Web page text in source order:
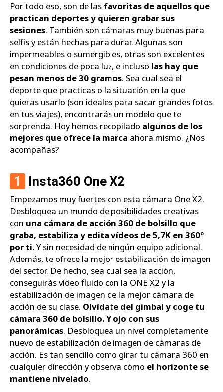
Por todo eso, son de las favoritas de aquellos que
practican deportes y quieren grabar sus
sesiones. También son cámaras muy buenas para
selfis y están hechas para durar. Algunas son
impermeables o sumergibles, otras son excelentes
en condiciones de poca luz, e incluso las hay que
pesan menos de 30 gramos. Sea cual sea el
deporte que practicas o la situación en la que
quieras usarlo (son ideales para sacar grandes fotos
en tus viajes), encontrarás un modelo que te
sorprenda. Hoy hemos recopilado algunos de los
mejores que ofrece la marca ahora mismo. ¿Nos
acompañas?
1 Insta360 One X2
Empezamos muy fuertes con esta cámara One X2.
Desbloquea un mundo de posibilidades creativas
con una cámara de acción 360 de bolsillo que
graba, estabiliza y edita vídeos de 5,7K en 360º
por ti.Y sin necesidad de ningún equipo adicional.
Además, te ofrece la mejor estabilización de imagen
del sector. De hecho, sea cual sea la acción,
conseguirás vídeo fluido con la ONE X2 y la
estabilización de imagen de la mejor cámara de
acción de su clase. Olvídate del gimbal y coge tu
cámara 360 de bolsillo. Y ojo con sus
panorámicas. Desbloquea un nivel completamente
nuevo de estabilización de imagen de cámaras de
acción. Es tan sencillo como girar tu cámara 360 en
cualquier dirección y observa cómo el horizonte se
mantiene nivelado.